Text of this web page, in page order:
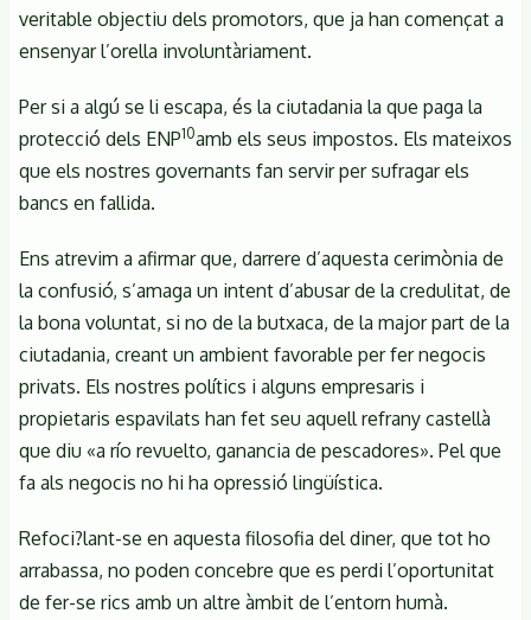
veritable objectiu dels promotors, que ja han començat a
ensenyar l’orella involuntàriament.
Per si a algú se li escapa, és la ciutadania la que paga la
protecció dels ENP10amb els seus impostos. Els mateixos
que els nostres governants fan servir per sufragar els
bancs en fallida.
Ens atrevim a afirmar que, darrere d’aquesta cerimònia de
la confusió, s’amaga un intent d’abusar de la credulitat, de
la bona voluntat, si no de la butxaca, de la major part de la
ciutadania, creant un ambient favorable per fer negocis
privats. Els nostres polítics i alguns empresaris i
propietaris espavilats han fet seu aquell refrany castellà
que diu «a río revuelto, ganancia de pescadores». Pel que
fa als negocis no hi ha opressió lingüística.
Refoci?lant-se en aquesta filosofia del diner, que tot ho
arrabassa, no poden concebre que es perdi l’oportunitat
de fer-se rics amb un altre àmbit de l’entorn humà.